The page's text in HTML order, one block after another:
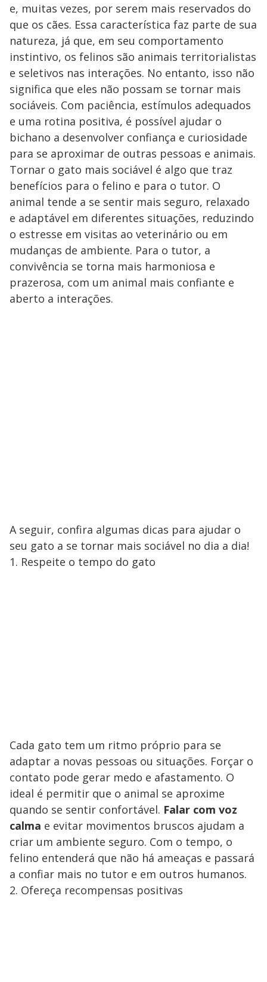
e, muitas vezes, por serem mais reservados do
que os cães. Essa característica faz parte de sua
natureza, já que, em seu comportamento
instintivo, os felinos são animais territorialistas
e seletivos nas interações. No entanto, isso não
significa que eles não possam se tornar mais
sociáveis. Com paciência, estímulos adequados
e uma rotina positiva, é possível ajudar o
bichano a desenvolver confiança e curiosidade
para se aproximar de outras pessoas e animais.
Tornar o gato mais sociável é algo que traz
benefícios para o felino e para o tutor. O
animal tende a se sentir mais seguro, relaxado
e adaptável em diferentes situações, reduzindo
o estresse em visitas ao veterinário ou em
mudanças de ambiente. Para o tutor, a
convivência se torna mais harmoniosa e
prazerosa, com um animal mais confiante e
aberto a interações.
A seguir, confira algumas dicas para ajudar o
seu gato a se tornar mais sociável no dia a dia!
1. Respeite o tempo do gato
Cada gato tem um ritmo próprio para se
adaptar a novas pessoas ou situações. Forçar o
contato pode gerar medo e afastamento. O
ideal é permitir que o animal se aproxime
quando se sentir confortável. Falar com voz
calma e evitar movimentos bruscos ajudam a
criar um ambiente seguro. Com o tempo, o
felino entenderá que não há ameaças e passará
a confiar mais no tutor e em outros humanos.
2. Ofereça recompensas positivas